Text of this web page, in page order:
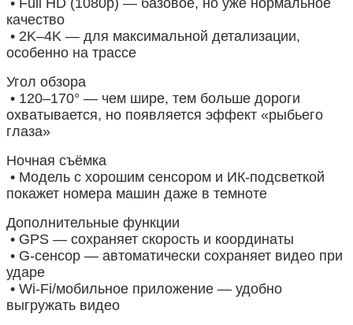
качество
• 2K–4K — для максимальной детализации,
особенно на трассе
Угол обзора
• 120–170° — чем шире, тем больше дороги
охватывается, но появляется эффект «рыбьего
глаза»
Ночная съёмка
• Модель с хорошим сенсором и ИК-подсветкой
покажет номера машин даже в темноте
Дополнительные функции
• GPS — сохраняет скорость и координаты
• G-сенсор — автоматически сохраняет видео при
ударе
• Wi-Fi/мобильное приложение — удобно
выгружать видео